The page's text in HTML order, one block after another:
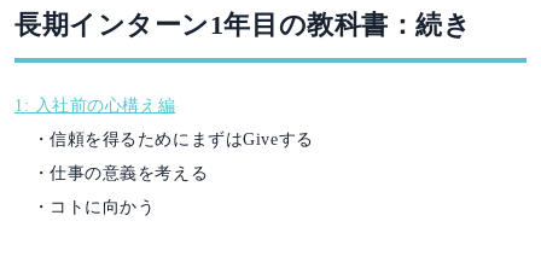
長期インターン1年目の教科書：続き
1: 入社前の心構え編
・信頼を得るためにまずはGiveする
・仕事の意義を考える
・コトに向かう